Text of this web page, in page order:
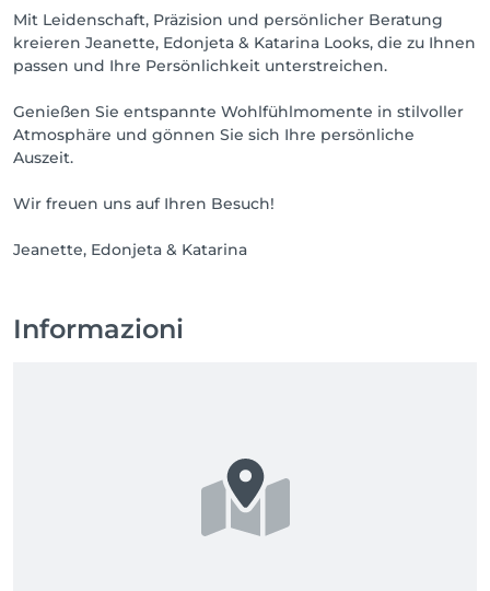
Mit Leidenschaft, Präzision und persönlicher Beratung
kreieren Jeanette, Edonjeta & Katarina Looks, die zu Ihnen
passen und Ihre Persönlichkeit unterstreichen.
Genießen Sie entspannte Wohlfühlmomente in stilvoller
Atmosphäre und gönnen Sie sich Ihre persönliche
Auszeit.
Wir freuen uns auf Ihren Besuch!
Jeanette, Edonjeta & Katarina
Informazioni